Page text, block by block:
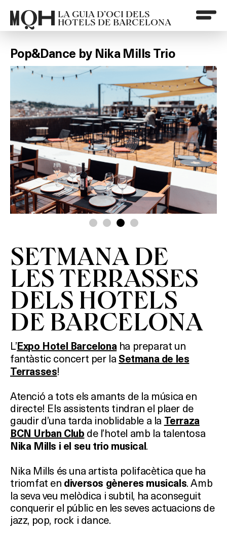
LA GUIA D’OCI DELS
HOTELS DE BARCELONA
Pop&Dance by Nika Mills Trio
SETMANA DE
LES TERRASSES
DELS HOTELS
DE BARCELONA
L’ Expo Hotel Barcelona ha preparat un
fantàstic concert per la Setmana de les
Terrasses!
Atenció a tots els amants de la música en
directe! Els assistents tindran el plaer de
gaudir d’una tarda inoblidable a la Terraza
BCN Urban Club de l’hotel amb la talentosa
Nika Mills i el seu trio musical .
Nika Mills és una artista polifacètica que ha
triomfat en diversos gèneres musicals. Amb
la seva veu melòdica i subtil, ha aconseguit
conquerir el públic en les seves actuacions de
jazz, pop, rock i dance.